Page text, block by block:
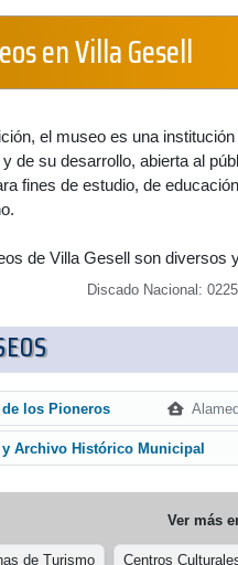
en Villa Gesell
el museo es una
de su desarrollo, abierta al
fines de estudio, de
de Villa Gesell son diversos
Discado Nacional:
de los Pioneros
y Archivo Histórico Municipal
Ver más
de Turismo Centros